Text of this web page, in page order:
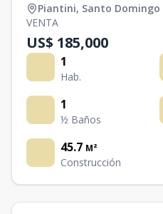
Piantini, Santo Domingo
VENTA
US$ 185,000
1
Hab.
1
½ Baños
45.7 M²
Construcción